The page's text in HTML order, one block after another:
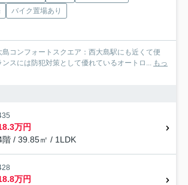
バイク置場あり
コンフォートスクエア：西大島駅にも近くて便
スには防犯対策として優れているオートロ... もっ
万円
階 / 39.85㎡ / 1LDK
万円